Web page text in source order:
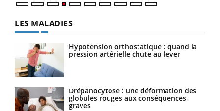
LES MALADIES
Hypotension orthostatique : quand la
pression artérielle chute au lever
Drépanocytose : une déformation des
globules rouges aux conséquences
graves